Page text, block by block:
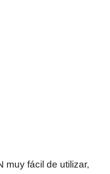
muy fácil de utilizar,